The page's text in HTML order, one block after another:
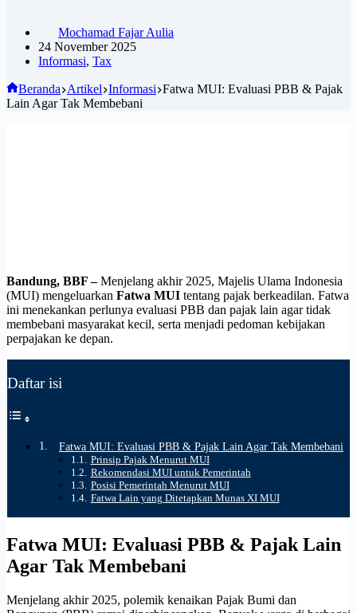
Mochamad Fajar Aulia
24 November 2025
Informasi, Tax
Beranda Artikel Informasi Fatwa MUI: Evaluasi PBB & Pajak
Lain Agar Tak Membebani
Bandung, BBF –Menjelang akhir 2025, Majelis Ulama Indonesia
(MUI) mengeluarkan Fatwa MUI tentang pajak berkeadilan. Fatwa
ini menekankan perlunya evaluasi PBB dan pajak lain agar tidak
membebani masyarakat kecil, serta menjadi pedoman kebijakan
perpajakan ke depan.
Daftar isi
Fatwa MUI: Evaluasi PBB & Pajak Lain Agar Tak Membebani
Prinsip Pajak Menurut MUI
Rekomendasi MUI untuk Pemerintah
Posisi Pemerintah Menurut MUI
Fatwa Lain yang Ditetapkan Munas XI MUI
Fatwa MUI: Evaluasi PBB & Pajak Lain
Agar Tak Membebani
Menjelang akhir 2025, polemik kenaikan Pajak Bumi dan